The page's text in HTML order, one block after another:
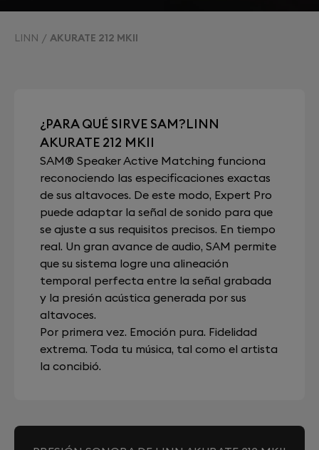
LINN AKURATE 212 MKII
¿PARA QUÉ SIRVE SAM?LINN
AKURATE 212 MKII
SAM® Speaker Active Matching funciona
reconociendo las especificaciones exactas
de sus altavoces. De este modo, Expert Pro
puede adaptar la señal de sonido para que
se ajuste a sus requisitos precisos. En tiempo
real. Un gran avance de audio, SAM permite
que su sistema logre una alineación
temporal perfecta entre la señal grabada
y la presión acústica generada por sus
altavoces.
Por primera vez. Emoción pura. Fidelidad
extrema. Toda tu música, tal como el artista
la concibió.